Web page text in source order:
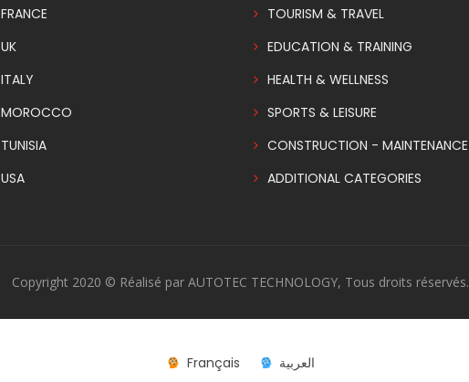
FRANCE
UK
ITALY
MOROCCO
TUNISIA
USA
TOURISM & TRAVEL
EDUCATION & TRAINING
HEALTH & WELLNESS
SPORTS & LEISURE
CONSTRUCTION - MAINTENANCE
ADDITIONAL CATEGORIES
Copyright 2020 © Réalisé par AUTOTEC TECHNOLOGY, Tous droits réservés.
Français العربية